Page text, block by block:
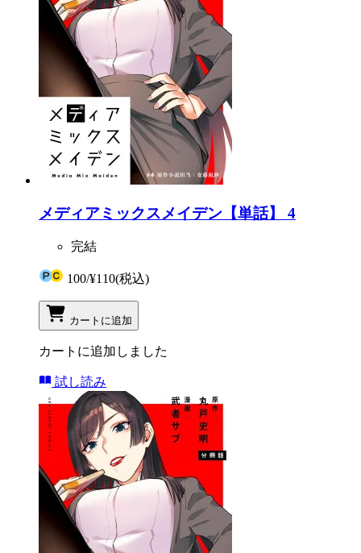
メディアミックスメイデン【単話】 4
完結
100/¥110(税込)
カートに追加
カートに追加しました
試し読み